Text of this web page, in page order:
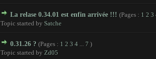
La relase 0.34.01 est enfin arrivée !!! (Pages : 1 2 3
Topic started by Satche
0 Votes - 0 sur 5 en moyenne
12 3 45
0.31.26 ? (Pages : 1 2 3 4 ... 7 )
Topic started by Zd05
0 Votes - 0 sur 5 en moyenne
1